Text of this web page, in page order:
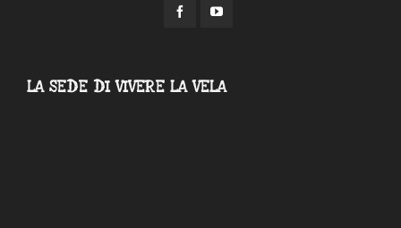
LA SEDE DI VIVERE LA VELA